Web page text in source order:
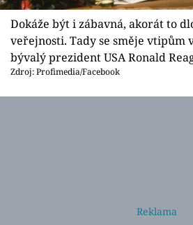
Dokáže být i zábavná, akorát to
veřejnosti. Tady se směje vtipům
bývalý prezident USA Ronald
Zdroj: Profimedia/Facebook